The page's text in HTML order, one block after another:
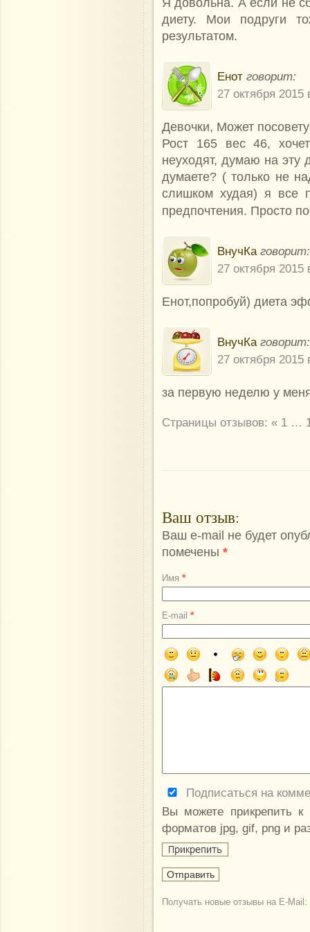
диету. Мои подруги
результатом.
Енот говорит:
27 октября 2015
Девочки, Может
Рост 165 вес 46,
неуходят, думаю на эту
думаете? ( только не
слишком худая) я все
предпочтения. Просто
ВнучКа говорит:
27 октября 2015
Енот,попробуй) диета
ВнучКа говорит:
27 октября 2015
за первую неделю у
Страницы отзывов: « 1 …
Ваш отзыв:
Ваш e-mail не будет
помечены *
Имя *
E-mail *
Подписаться на
Вы можете прикрепить
форматов jpg, gif, png и
Получать новые отзывы на E-Mail: